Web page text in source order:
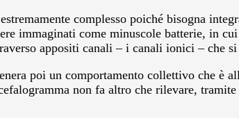
complesso poiché bisogna
immaginati come minuscole batterie, in
appositi canali – i canali ionici – che
poi un comportamento collettivo che è
non fa altro che rilevare,